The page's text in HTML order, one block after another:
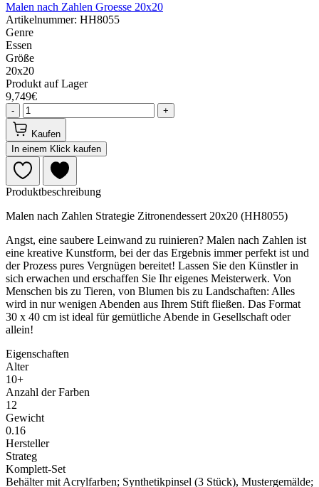
Malen nach Zahlen Groesse 20x20
Artikelnummer: HH8055
Genre
Essen
Größe
20x20
Produkt auf Lager
9,749€
- +
Kaufen
In einem Klick kaufen
Produktbeschreibung
Malen nach Zahlen Strategie Zitronendessert 20x20 (HH8055)
Angst, eine saubere Leinwand zu ruinieren? Malen nach Zahlen ist
eine kreative Kunstform, bei der das Ergebnis immer perfekt ist und
der Prozess pures Vergnügen bereitet! Lassen Sie den Künstler in
sich erwachen und erschaffen Sie Ihr eigenes Meisterwerk. Von
Menschen bis zu Tieren, von Blumen bis zu Landschaften: Alles
wird in nur wenigen Abenden aus Ihrem Stift fließen. Das Format
30 x 40 cm ist ideal für gemütliche Abende in Gesellschaft oder
allein!
Eigenschaften
Alter
10+
Anzahl der Farben
12
Gewicht
0.16
Hersteller
Strateg
Komplett-Set
Behälter mit Acrylfarben; Synthetikpinsel (3 Stück), Mustergemälde;